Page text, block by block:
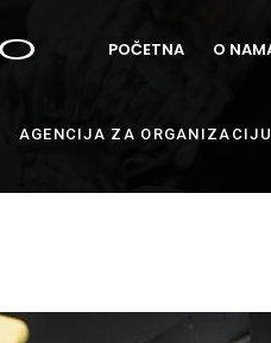
POČETNA O
AGENCIJA ZA